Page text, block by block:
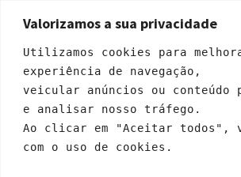
Valorizamos a sua privacidade
Utilizamos cookies para
experiência de navegação,
veicular anúncios ou conteúdo
e analisar nosso tráfego.
Ao clicar em "Aceitar todos",
com o uso de cookies.